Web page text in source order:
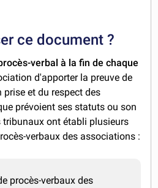
ce document ?
verbal à la fin de chaque
d'apporter la preuve de
et du respect des
prévoient ses statuts ou son
tribunaux ont établi plusieurs
verbaux des associations :
procès-verbaux des